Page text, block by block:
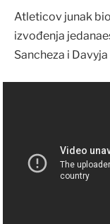
Atleticov junak
izvođenja
Sancheza i